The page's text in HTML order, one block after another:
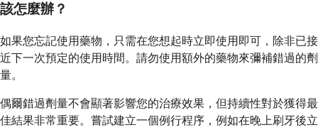
該怎麼辦？
如果您忘記使用藥物，只需在您想起時立即使用即可，除非已接
近下一次預定的使用時間。請勿使用額外的藥物來彌補錯過的劑
量。
偶爾錯過劑量不會顯著影響您的治療效果，但持續性對於獲得最
佳結果非常重要。嘗試建立一個例行程序，例如在晚上刷牙後立